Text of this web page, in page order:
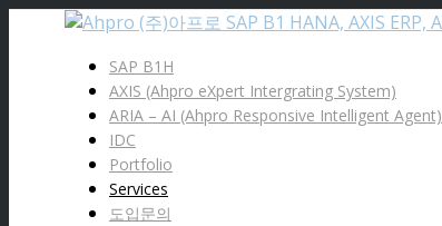
SAP B1H
AXIS (Ahpro eXpert Intergrating System)
ARIA – AI (Ahpro Responsive Intelligent Agent)
IDC
Portfolio
Services
도입문의